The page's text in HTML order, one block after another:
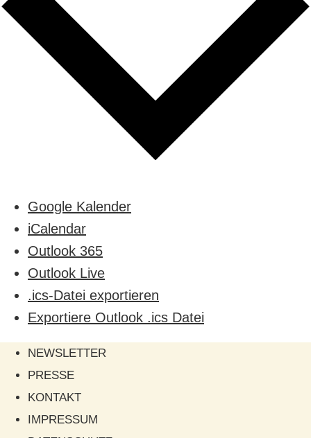
Google Kalender
iCalendar
Outlook 365
Outlook Live
.ics-Datei exportieren
Exportiere Outlook .ics Datei
NEWSLETTER
PRESSE
KONTAKT
IMPRESSUM